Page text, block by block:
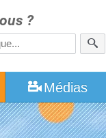
?
Médias